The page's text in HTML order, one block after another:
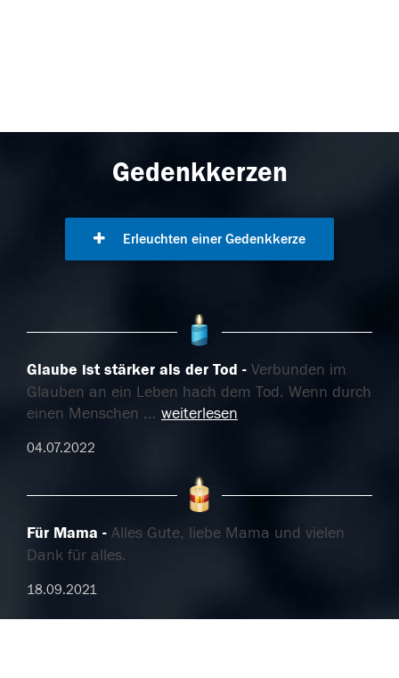
Gedenkkerzen
Erleuchten einer Gedenkkerze
Glaube ist stärker als der Tod
Verbunden im
Glauben an ein Leben hach dem Tod. Wenn durch
einen Menschen ... weiterlesen
04.07.2022
Für Mama
Alles Gute, liebe Mama und vielen
Dank für alles.
18.09.2021